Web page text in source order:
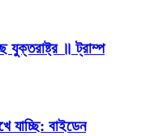
যুক্তরাষ্ট্র ॥ ট্রাম্প
যাচ্ছি: বাইডেন